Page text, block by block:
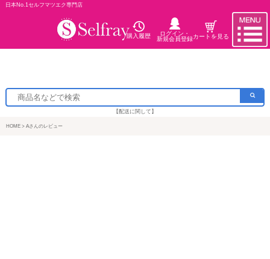
日本No.1セルフマツエク専門店
購入履歴
ログイン・
新規会員登録カートを見る
【配送に関して】
HOME Aさんのレビュー